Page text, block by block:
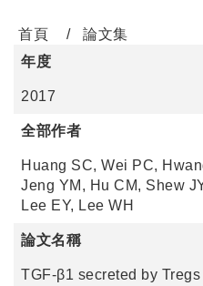
首頁
論文集
年度
2017
全部作者
Huang SC, Wei PC,
Jeng YM, Hu CM, Shew
Lee EY, Lee WH
論文名稱
TGF-β1 secreted by